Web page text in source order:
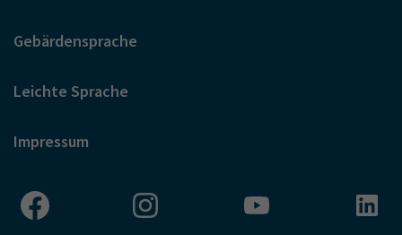
Gebärdensprache
Leichte Sprache
Impressum